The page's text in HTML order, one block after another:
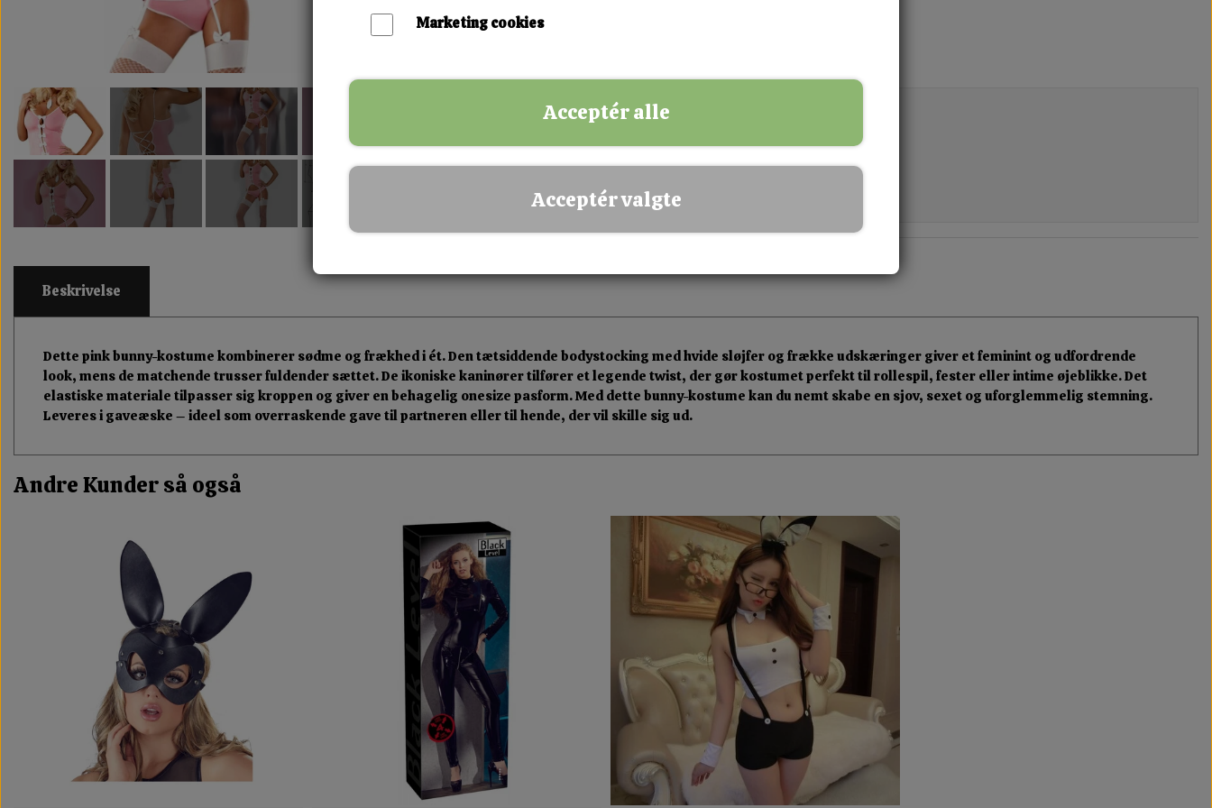
✅ Fysisk butik i Esbjerg
✅ Sikker betaling
Beskrivelse
Dette pink bunny-kostume kombinerer sødme og frækhed i ét. Den tætsiddende bodystocking med hvide sløjfer og frække udskæringer giver et feminint og udfordrende
look, mens de matchende trusser fuldender sættet. De ikoniske kaninører tilfører et legende twist, der gør kostumet perfekt til rollespil, fester eller intime øjeblikke. Det
elastiske materiale tilpasser sig kroppen og giver en behagelig onesize pasform. Med dette bunny-kostume kan du nemt skabe en sjov, sexet og uforglemmelig stemning.
Leveres i gaveæske – ideel som overraskende gave til partneren eller til hende, der vil skille sig ud.
Andre Kunder så også
Marketing cookies
Acceptér alle
Acceptér valgte